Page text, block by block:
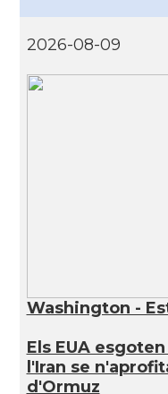
2026-08-09
Washington -
Els EUA
l'Iran se
d'Ormuz